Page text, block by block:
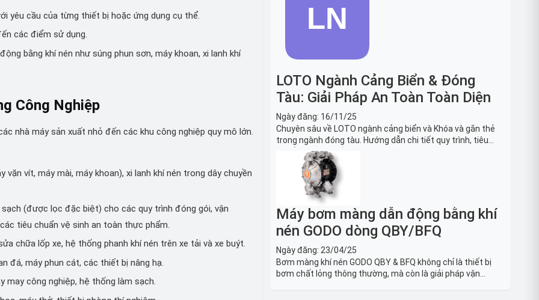
yêu cầu của từng thiết bị hoặc ứng dụng cụ thể.
các điểm sử dụng.
bằng khí nén như súng phun sơn, máy khoan, xi lanh khí
Công Nghiệp
nhà máy sản xuất nhỏ đến các khu công nghiệp quy mô lớn.
vít, máy mài, máy khoan), xi lanh khí nén trong dây chuyền
(được lọc đặc biệt) cho các quy trình đóng gói, vận
tiêu chuẩn vệ sinh an toàn thực phẩm.
chữa lốp xe, hệ thống phanh khí nén trên xe tải và xe buýt.
đá, máy phun cát, các thiết bị nâng hạ.
may công nghiệp, hệ thống làm sạch.
LOTO Ngành Cảng Biển & Đóng
Tàu: Giải Pháp An Toàn Toàn Diện
Ngày đăng: 16/11/25
Chuyên sâu về LOTO ngành cảng biển và Khóa và gắn thẻ
trong ngành đóng tàu. Hướng dẫn chi tiết quy trình, tiêu
chuẩn OSHA, thiết bị và Giải pháp LOTO trong công nghiệp
đóng tàu toàn diện.
Máy bơm màng dẫn động bằng khí
nén GODO dòng QBY/BFQ
Ngày đăng: 23/04/25
Bơm màng khí nén GODO QBY & BFQ không chỉ là thiết bị
bơm chất lỏng thông thường, mà còn là giải pháp vận